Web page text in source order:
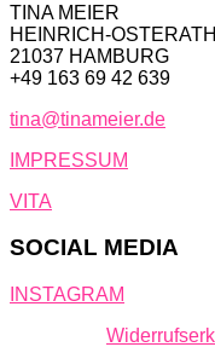
TINA MEIER
HEINRICH-
21037 HAMBURG
+49 163 69 42 639
tina@tinameier.de
IMPRESSUM
VITA
SOCIAL MEDIA
INSTAGRAM